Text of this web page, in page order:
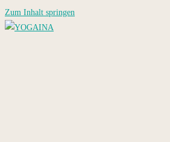
Zum Inhalt springen